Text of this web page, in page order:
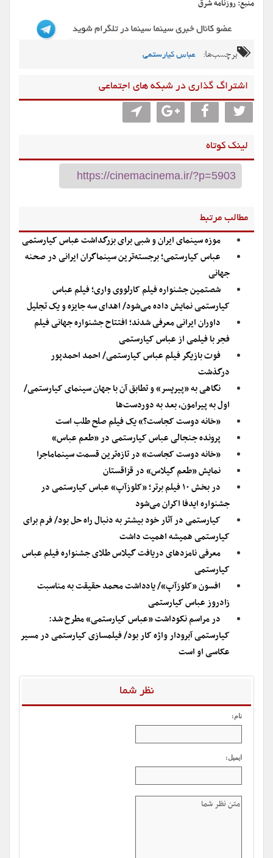
منبع: روزنامه شرق
برچسب‌ها: عباس کیارستمی
اشتراگ گذاری در شبکه های اجتماعی
لینک کوتاه
مطالب مرتبط
موزه سینمای ایران و شبی برای بزرگداشت عباس کیارستمی
عباس کیارستمی؛ برجسته‌ترین سینماگران ایرانی در صحنه
جهانی
شصتمین جشنواره فیلم کارلووی واری؛ فیلم عباس
کیارستمی نمایش داده می‌شود/ اهدای سه جایزه و یک تجلیل
داوران ایرانی معرفی شدند؛ افتتاح جشنواره جهانی فیلم
فجر با فیلمی از عباس کیارستمی
فوت بازیگر فیلم عباس کیارستمی/ احمد احمدپور
درگذشت
نگاهی به «پیرپسر» و تطابق آن با جهان سینمای کیارستمی/
اول به پیرامون، بعد به دوردست‌ها
«خانه دوست کجاست؟» یک فیلم صلح طلب است
پرونده جنجالی عباس کیارستمی در «طعم عباس»
«خانه دوست کجاست» در تازه‌ترین قسمت سینماماجرا
نمایش «طعم گیلاس» در قزاقستان
در بخش ۱۰ فیلم برتر؛ «کلوزآپ» عباس کیارستمی در
جشنواره ایدفا اکران می‌شود
کیارستمی در آثار خود بیشتر به دنبال راه حل بود/ فرم برای
کیارستمی همیشه اهمیت داشت
معرفی نامزدهای دریافت گیلاس طلای جشنواره فیلم عباس
کیارستمی
افسون «کلوزآپ»/ یادداشت محمد حقیقت به مناسبت
زادروز عباس کیارستمی
در مراسم نکوداشت «عباس کیارستمی» مطرح شد:
کیارستمی آبرودار واژه کار بود/ فیلمسازی کیارستمی در مسیر
عکاسی او است
نظر شما
نام:
ایمیل: